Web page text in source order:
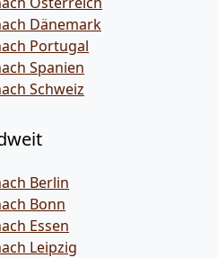
Dänemark
Portugal
Spanien
Schweiz
Berlin
Bonn
Essen
Leipzig